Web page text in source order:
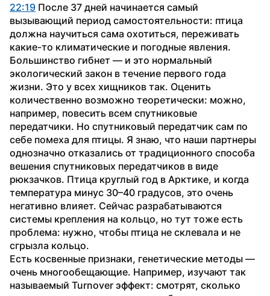
22:19 После 37 дней начинается самый
вызывающий период самостоятельности: птица
должна научиться сама охотиться, переживать
какие-то климатические и погодные явления.
Большинство гибнет — и это нормальный
экологический закон в течение первого года
жизни. Это у всех хищников так. Оценить
количественно возможно теоретически: можно,
например, повесить всем спутниковые
передатчики. Но спутниковый передатчик сам по
себе помеха для птицы. Я знаю, что наши партнеры
однозначно отказались от традиционного способа
вешения спутниковых передатчиков в виде
рюкзачков. Птица круглый год в Арктике, и когда
температура минус 30–40 градусов, это очень
негативно влияет. Сейчас разрабатываются
системы крепления на кольцо, но тут тоже есть
проблема: нужно, чтобы птица не склевала и не
сгрызла кольцо.
Есть косвенные признаки, генетические методы —
очень многообещающие. Например, изучают так
называемый Turnover эффект: смотрят, сколько